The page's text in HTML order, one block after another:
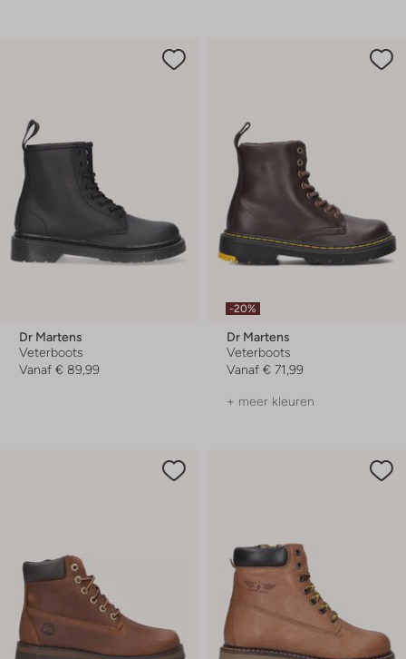
Dr Martens
Veterboots
Vanaf € 89,99
-20%
Dr Martens
Veterboots
Vanaf € 71,99
+ meer kleuren